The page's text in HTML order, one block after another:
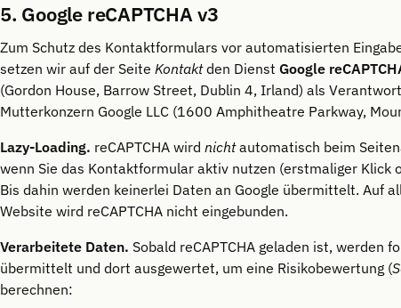
5. Google reCAPTCHA v3
Zum Schutz des Kontaktformulars vor automatisierten
setzen wir auf der Seite Kontaktden Dienst Google
(Gordon House, Barrow Street, Dublin 4, Irland) als
Mutterkonzern Google LLC (1600 Amphitheatre Parkway,
Lazy-Loading. reCAPTCHA wird nichtautomatisch beim
wenn Sie das Kontaktformular aktiv nutzen (erstmaliger Klick
Bis dahin werden keinerlei Daten an Google übermittelt. Auf
Website wird reCAPTCHA nicht eingebunden.
Verarbeitete Daten. Sobald reCAPTCHA geladen ist, werden
übermittelt und dort ausgewertet, um eine Risikobewertung (
berechnen: